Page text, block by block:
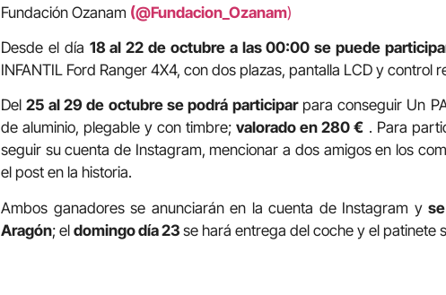
Fundación Ozanam (@Fundacion_Ozanam)
Desde el día 18 al 22 de octubre a las 00:00 se puede
INFANTIL Ford Ranger 4X4, con dos plazas, pantalla LCD y control
Del25 al 29 de octubre se podrá participarpara conseguir Un
de aluminio, plegable y con timbre;valorado en 280 € . Para
seguir su cuenta de Instagram, mencionar a dos amigos en los
el post en la historia.
Ambos ganadores se anunciarán en la cuenta de Instagram y
Aragón; el domingo día 23 se hará entrega del coche y el patinete